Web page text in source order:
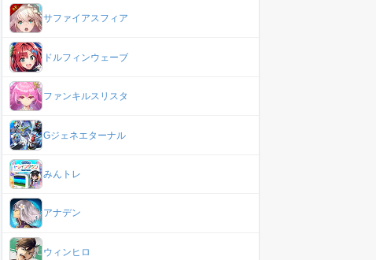
サファイアスフィア
ドルフィンウェーブ
ファンキルスリスタ
Gジェネエターナル
みんトレ
アナデン
ウィンヒロ